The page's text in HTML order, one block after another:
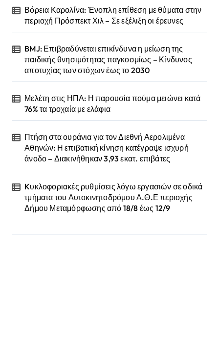
Βόρεια Καρολίνα: Ένοπλη επίθεση με θύματα στην
περιοχή Πρόσπεκτ Χιλ – Σε εξέλιξη οι έρευνες
BMJ: Επιβραδύνεται επικίνδυνα η μείωση της
παιδικής θνησιμότητας παγκοσμίως – Κίνδυνος
αποτυχίας των στόχων έως το 2030
Μελέτη στις ΗΠΑ: Η παρουσία πούμα μειώνει κατά
76% τα τροχαία με ελάφια
Πτήση στα ουράνια για τον Διεθνή Αερολιμένα
Αθηνών: Η επιβατική κίνηση κατέγραψε ισχυρή
άνοδο – Διακινήθηκαν 3,93 εκατ. επιβάτες
Kυκλοφοριακές ρυθμίσεις λόγω εργασιών σε οδικά
τμήματα του Αυτοκινητοδρόμου Α.Θ.Ε περιοχής
Δήμου Μεταμόρφωσης από 18/8 έως 12/9